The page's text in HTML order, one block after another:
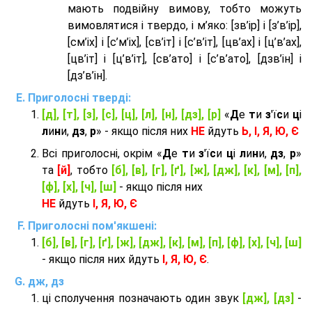
мають подвійну вимову, тобто можуть
вимовлятися і твердо, і м’яко: [зв’ір] і [з’в’ір],
[см’іх] і [с’м’іх], [св’іт] і [с’в’іт], [цв’ах] і [ц’в’ах],
[цв’іт] і [ц’в’іт], [св’ато] і [с’в’ато], [дзв’iн] і
[дз’в’iн].
Приголосні тверді:
[д], [т], [з], [с], [ц], [л], [н], [дз], [р] «Де ти з'їси ці
лини, дз, р» - якщо після них НЕ йдуть Ь, І, Я, Ю, Є
Всі приголосні, окрім «Де тиз'їси ці лини, дз, р»
та [й], тобто [б], [в], [г], [ґ], [ж], [дж], [к], [м], [п],
[ф], [х], [ч], [ш] - якщо після них
НЕ йдуть І, Я, Ю, Є
Приголосні пом'якшені:
[б], [в], [г], [ґ], [ж], [дж], [к], [м], [п], [ф], [х], [ч], [ш]
- якщо після них йдуть І, Я, Ю, Є.
дж, дз
ці сполучення позначають один звук [дж], [дз] -